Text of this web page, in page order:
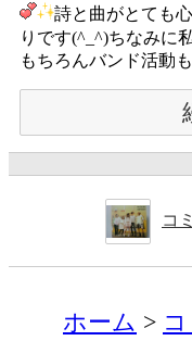
詩と曲がとても
りです(^_^)ちなみに
もちろんバンド活動
コ
ホーム